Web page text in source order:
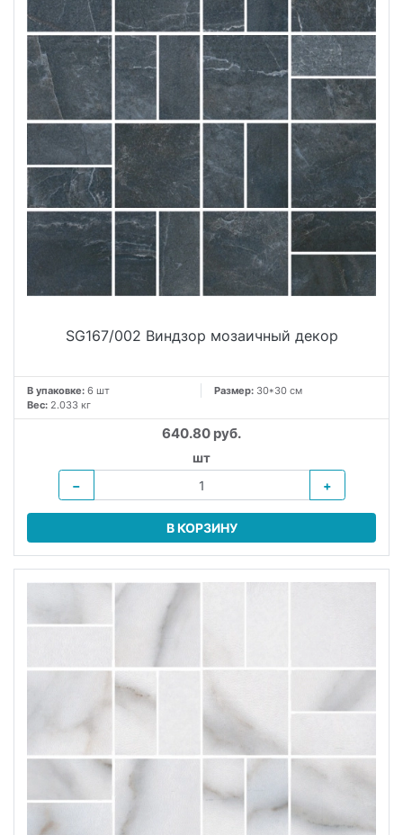
SG167/002 Виндзор мозаичный декор
В упаковке: 6 шт Размер: 30*30 см
Вес: 2.033 кг
640.80 руб.
шт
−
+
В КОРЗИНУ